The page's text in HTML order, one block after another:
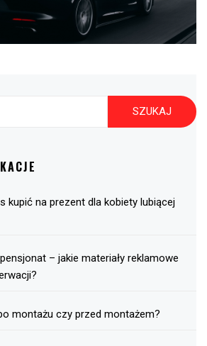
kupić na prezent dla kobiety lubiącej
– jakie materiały reklamowe
montażu czy przed montażem?